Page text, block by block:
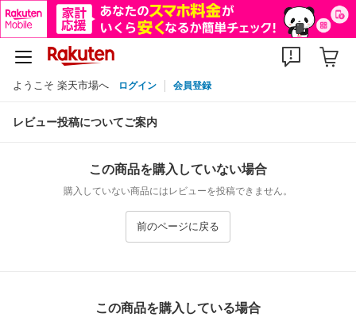
ようこそ 楽天市場へ ログイン 会員登録
レビュー投稿についてご案内
この商品を購入していない場合
購入していない商品にはレビューを投稿できません。
前のページに戻る
この商品を購入している場合